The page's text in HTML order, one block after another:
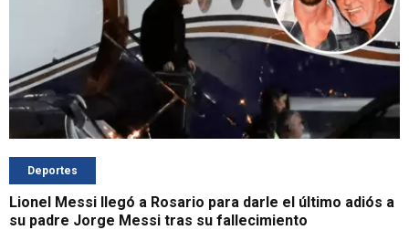
Deportes
Lionel Messi llegó a Rosario para darle el último adiós a
su padre Jorge Messi tras su fallecimiento